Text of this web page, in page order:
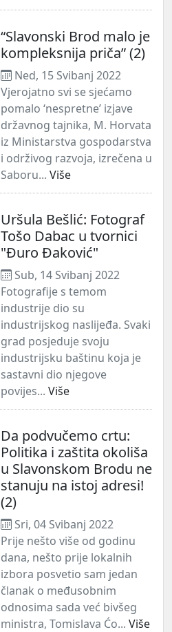
“Slavonski Brod malo je
kompleksnija priča” (2)
Ned, 15 Svibanj 2022
Vjerojatno svi se sjećamo
pomalo ‘nespretne’ izjave
državnog tajnika, M. Horvata
iz Ministarstva gospodarstva
i održivog razvoja, izrečena u
Saboru... Više
Uršula Bešlić: Fotograf
Tošo Dabac u tvornici
"Đuro Đaković"
Sub, 14 Svibanj 2022
Fotografije s temom
industrije dio su
industrijskog naslijeđa. Svaki
grad posjeduje svoju
industrijsku baštinu koja je
sastavni dio njegove
povijes... Više
Da podvučemo crtu:
Politika i zaštita okoliša
u Slavonskom Brodu ne
stanuju na istoj adresi!
(2)
Sri, 04 Svibanj 2022
Prije nešto više od godinu
dana, nešto prije lokalnih
izbora posvetio sam jedan
članak o međusobnim
odnosima sada već bivšeg
ministra, Tomislava Ćo... Više